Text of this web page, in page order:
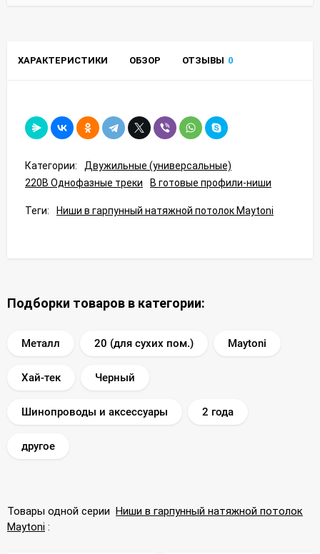
ХАРАКТЕРИСТИКИ ОБЗОР ОТЗЫВЫ 0
Категории:
Двужильные (универсальные)
220В Однофазные треки
В готовые профили-ниши
Теги: Ниши в гарпунный натяжной потолок Maytoni
Подборки товаров в категории:
Металл 20 (для сухих пом.) Maytoni
Хай-тек Черный
Шинопроводы и аксессуары 2 года
другое
Товары одной серии Ниши в гарпунный натяжной потолок
Maytoni :